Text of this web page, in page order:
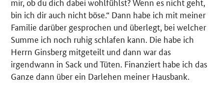
bin ich dir auch nicht böse.“ Dann habe ich mit meiner
Familie darüber gesprochen und überlegt, bei welcher
Summe ich noch ruhig schlafen kann. Die habe ich
Herrn Ginsberg mitgeteilt und dann war das
irgendwann in Sack und Tüten. Finanziert habe ich das
Ganze dann über ein Darlehen meiner Hausbank.